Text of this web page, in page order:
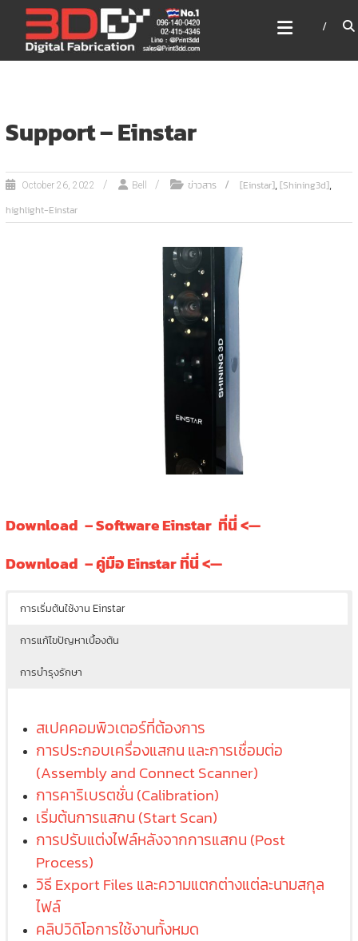
content
3DD DIGITAL FABRICATION
เครื่องพิมพ์3มิติ สแกนเนอร์
เลเซอร์
Support – Einstar
October 26, 2022 Bell ข่าวสาร [Einstar],[Shining3d],
highlight-Einstar
Download – Software Einstar ที่นี่ <—
Download – คู่มือ Einstar ที่นี่ <—
การเริ่มต้นใช้งาน Einstar
การแก้ไขปัญหาเบื้องต้น
การบำรุงรักษา
สเปคคอมพิวเตอร์ที่ต้องการ
การประกอบเครื่องแสกน และการเชื่อมต่อ
(Assembly and Connect Scanner)
การคาริเบรตชั่น (Calibration)
เริ่มต้นการแสกน (Start Scan)
การปรับแต่งไฟล์หลังจากการแสกน (Post
Process)
วิธี Export Files และความแตกต่างแต่ละนามสกุล
ไฟล์
คลิปวิดิโอการใช้งานทั้งหมด